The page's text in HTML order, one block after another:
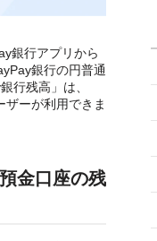
銀行アプリから
銀行の円普通
行残高」は、
ザーが利用できま
金口座の残